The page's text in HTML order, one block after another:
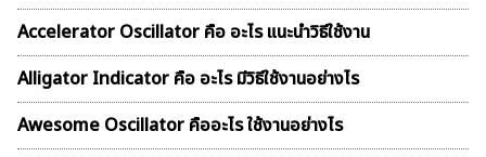
Accelerator Oscillator คือ อะไร แนะนำวิธีใช้งาน
Alligator Indicator คือ อะไร มีวิธีใช้งานอย่างไร
Awesome Oscillator คืออะไร ใช้งานอย่างไร